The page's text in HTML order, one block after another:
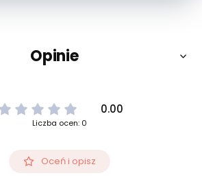
Opinie
0.00
Liczba ocen: 0
Oceń i opisz